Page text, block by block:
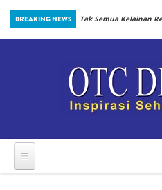
Skip to main content
BREAKING NEWS
Sejak
Tak Semua Kelainan